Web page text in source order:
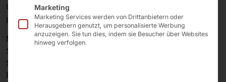
Unternehmen, die eine leistungsfähige und
platzsparende Serverinfrastruktur benötigen.
Mit nur einer Höheneinheit (1U) bietet dieser Storage
Server eine beeindruckende Rechen- und
Speicherleistung für anspruchsvolle Anwendungen in
Rechenzentren, Cloud-Umgebungen und
Marketing
Marketing Services werden von Drittanbietern oder
Herausgebern genutzt, um personalisierte Werbung
anzuzeigen. Sie tun dies, indem sie Besucher über Websites
hinweg verfolgen.